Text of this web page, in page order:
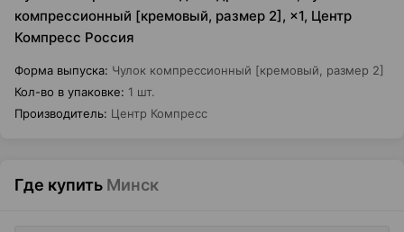
компрессионный [кремовый, размер 2], ×1, Центр
Компресс Россия
Форма выпуска: Чулок компрессионный [кремовый, размер 2]
Кол-во в упаковке: 1 шт.
Производитель: Центр Компресс
Где купить Минск